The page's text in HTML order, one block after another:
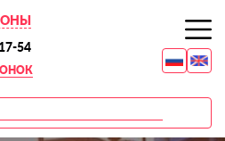
54